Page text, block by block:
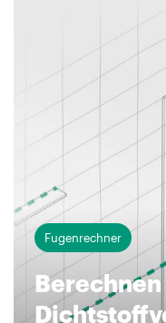
Fugenrechner
Berechnen